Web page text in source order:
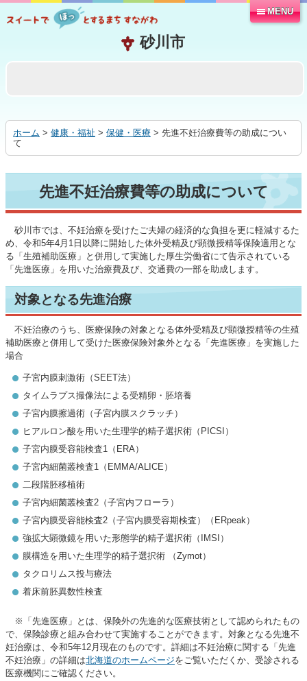
る
MENU
ホーム > 健康・福祉 > 保健・医療 > 先進不妊治療費等の助成につい
て
先進不妊治療費等の助成について
砂川市では、不妊治療を受けたご夫婦の経済的な負担を更に軽減するた
め、令和5年4月1日以降に開始した体外受精及び顕微授精等保険適用とな
る「生殖補助医療」と併用して実施した厚生労働省にて告示されている
「先進医療」を用いた治療費及び、交通費の一部を助成します。
対象となる先進治療
不妊治療のうち、医療保険の対象となる体外受精及び顕微授精等の生殖
補助医療と併用して受けた医療保険対象外となる「先進医療」を実施した
場合
子宮内膜刺激術（SEET法）
タイムラプス撮像法による受精卵・胚培養
子宮内膜擦過術（子宮内膜スクラッチ）
ヒアルロン酸を用いた生理学的精子選択術（PICSI）
子宮内膜受容能検査1（ERA）
子宮内細菌叢検査1（EMMA/ALICE）
二段階胚移植術
子宮内細菌叢検査2（子宮内フローラ）
子宮内膜受容能検査2（子宮内膜受容期検査）（ERpeak）
強拡大顕微鏡を用いた形態学的精子選択術（IMSI）
膜構造を用いた生理学的精子選択術 （Zymot）
タクロリムス投与療法
着床前胚異数性検査
※「先進医療」とは、保険外の先進的な医療技術として認められたもの
で、保険診療と組み合わせて実施することができます。対象となる先進不
妊治療は、令和5年12月現在のものです。詳細は不妊治療に関する「先進
不妊治療」の詳細は北海道のホームページをご覧いただくか、受診される
医療機関にご確認ください。